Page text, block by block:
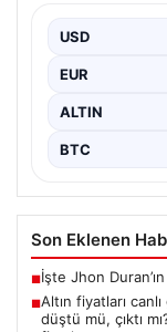
fiyatları
USD
EUR
ALTIN
BTC
Son Eklenen
■İşte Jhon
■Altın fiyatları
düştü mü, çıktı